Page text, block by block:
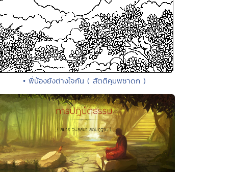
• พี่น้องยังต่างใจกัน ( สัตติคุมพชาดก )